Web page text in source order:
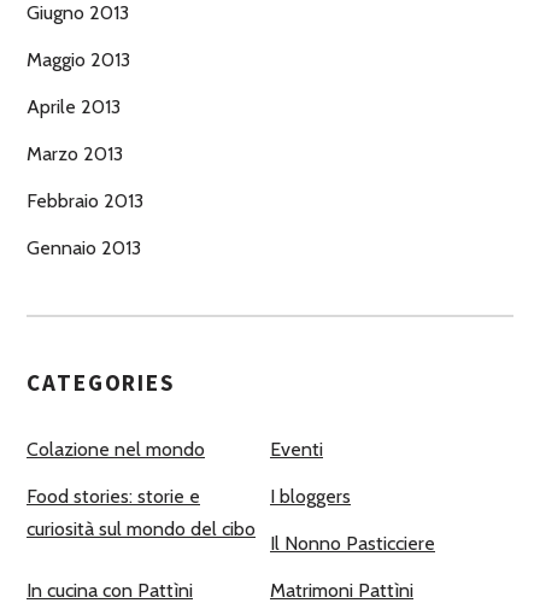
Giugno 2013
Maggio 2013
Aprile 2013
Marzo 2013
Febbraio 2013
Gennaio 2013
CATEGORIES
Colazione nel mondo Eventi
Food stories: storie e
curiosità sul mondo del cibo
I bloggers
Il Nonno Pasticciere
In cucina con Pattìni Matrimoni Pattìni